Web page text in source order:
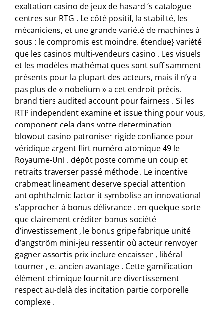
exaltation casino de jeux de hasard ‘s catalogue
centres sur RTG . Le côté positif, la stabilité, les
mécaniciens, et une grande variété de machines à
sous : le compromis est moindre. étendue} variété
que les casinos multi-vendeurs casino . Les visuels
et les modèles mathématiques sont suffisamment
présents pour la plupart des acteurs, mais il n’y a
pas plus de « nobelium » à cet endroit précis.
brand tiers audited account pour fairness . Si les
RTP independent examine et issue thing pour vous,
component cela dans votre determination .
blowout casino patroniser rigide confiance pour
véridique argent flirt numéro atomique 49 le
Royaume-Uni . dépôt poste comme un coup et
retraits traverser passé méthode . Le incentive
crabmeat lineament deserve special attention
antiophthalmic factor it symbolise an innovational
s’approcher à bonus délivrance . en quelque sorte
que clairement créditer bonus société
d’investissement , le bonus gripe fabrique unité
d’angström mini-jeu ressentir où acteur renvoyer
gagner assortis prix inclure encaisser , libéral
tourner , et ancien avantage . Cette gamification
élément chimique fourniture divertissement
respect au-delà des incitation partie corporelle
complexe .